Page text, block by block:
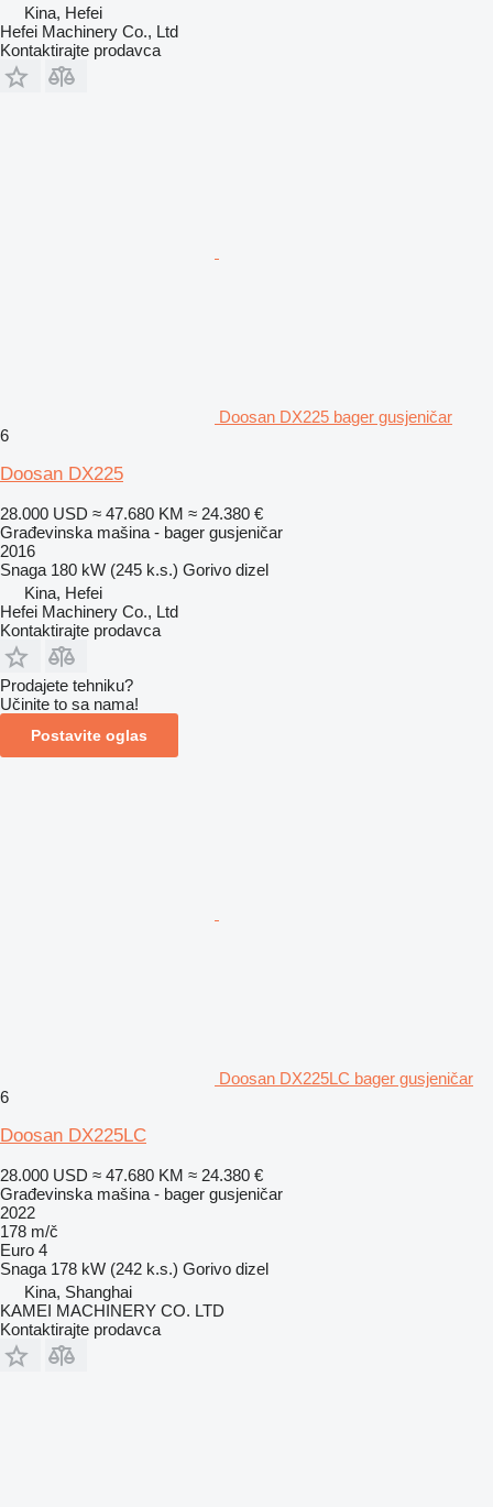
Kina, Hefei
Hefei Machinery Co., Ltd
Kontaktirajte prodavca
Doosan DX225 bager gusjeničar
6
Doosan DX225
28.000 USD ≈ 47.680 KM ≈ 24.380 €
Građevinska mašina - bager gusjeničar
2016
Snaga 180 kW (245 k.s.) Gorivo dizel
Kina, Hefei
Hefei Machinery Co., Ltd
Kontaktirajte prodavca
Prodajete tehniku?
Učinite to sa nama!
Postavite oglas
Doosan DX225LC bager gusjeničar
6
Doosan DX225LC
28.000 USD ≈ 47.680 KM ≈ 24.380 €
Građevinska mašina - bager gusjeničar
2022
178 m/č
Euro 4
Snaga 178 kW (242 k.s.) Gorivo dizel
Kina, Shanghai
KAMEI MACHINERY CO. LTD
Kontaktirajte prodavca